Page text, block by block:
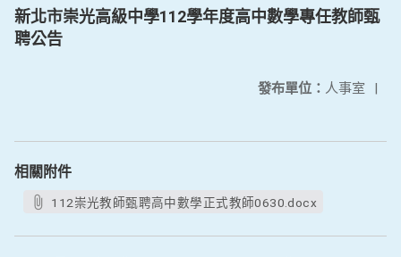
新北市崇光高級中學112學年度高中數學專任教師甄
聘公告
發布單位： 人事室 |
相關附件
112崇光教師甄聘高中數學正式教師0630.docx